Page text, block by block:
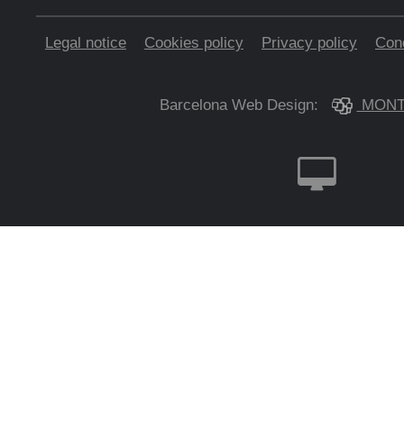
Legal notice Cookies policy Privacy policy
Barcelona Web Design: